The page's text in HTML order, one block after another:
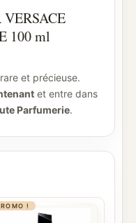
100 ml
et précieuse.
et entre dans
Parfumerie.
!